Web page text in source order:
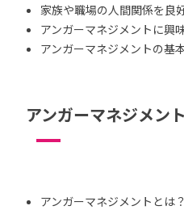
家族や職場の人間関係を良
アンガーマネジメントに興
アンガーマネジメントの
アンガーマネジメン
アンガーマネジメントとは？